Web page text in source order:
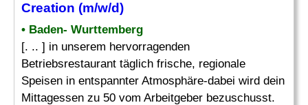
Creation (m/w/d)
• Baden- Wurttemberg
[. .. ] in unserem hervorragenden
Betriebsrestaurant täglich frische, regionale
Speisen in entspannter Atmosphäre-dabei wird dein
Mittagessen zu 50 vom Arbeitgeber bezuschusst.